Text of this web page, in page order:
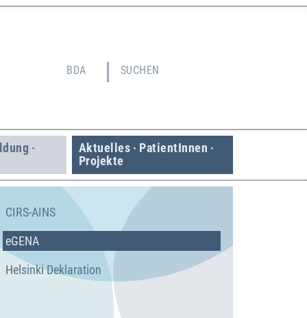
BDA SUCHEN
·
Aktuelles · Patient­Innen ·
Projekte
CIRS-AINS
eGENA
Helsinki Deklaration